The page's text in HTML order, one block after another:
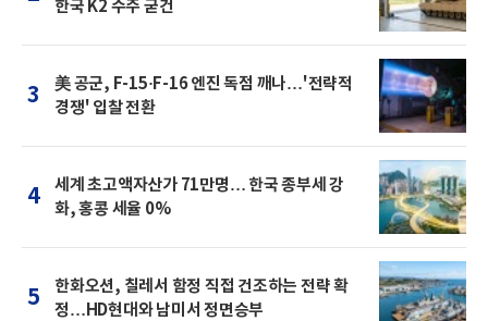
한국 K2 수주 굳건
3
美 공군, F-15·F-16 엔진 독점 깨나…'전략적
경쟁' 입찰 전환
4
세계 초고액자산가 71만명… 한국 종부세 강
화, 홍콩 세율 0%
5
한화오션, 칠레서 함정 직접 건조하는 전략 확
정…HD현대와 남미서 정면승부